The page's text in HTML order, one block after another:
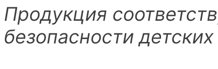
Продукция
безопасности